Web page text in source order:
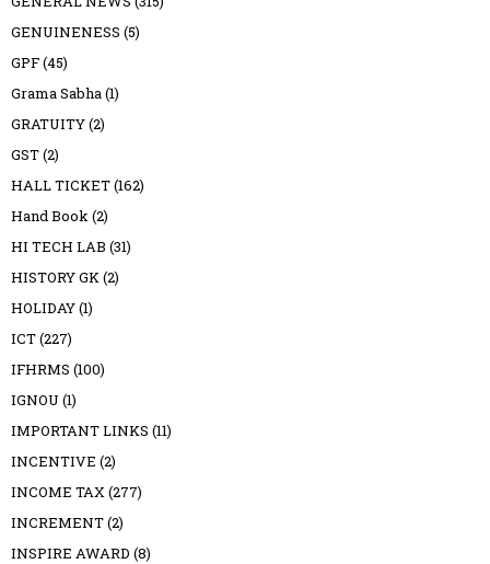
GENUINENESS (5)
GPF(45)
Grama Sabha(1)
GRATUITY(2)
GST(2)
HALL TICKET(162)
Hand Book(2)
HI TECH LAB (31)
HISTORY GK(2)
HOLIDAY(1)
ICT(227)
IFHRMS (100)
IGNOU (1)
IMPORTANT LINKS (11)
INCENTIVE (2)
INCOME TAX(277)
INCREMENT(2)
INSPIRE AWARD (8)